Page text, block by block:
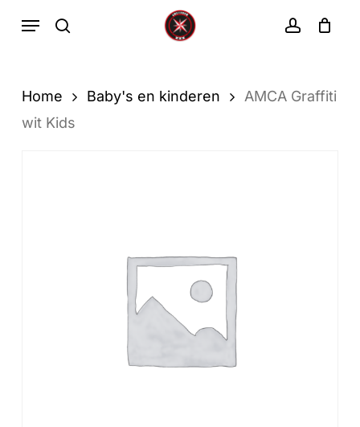
hoofdinhoud
zoekopdracht
Menu
Winkelwagen
Home Baby's en kinderen
AMCA Graffiti
wit Kids